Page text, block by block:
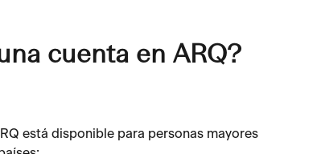
cuenta en ARQ?
está disponible para personas mayores